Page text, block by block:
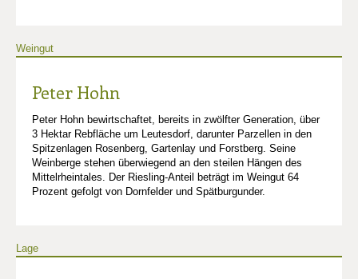
Weingut
Peter Hohn
Peter Hohn bewirtschaftet, bereits in zwölfter Generation, über
3 Hektar Rebfläche um Leutesdorf, darunter Parzellen in den
Spitzenlagen Rosenberg, Gartenlay und Forstberg. Seine
Weinberge stehen überwiegend an den steilen Hängen des
Mittelrheintales. Der Riesling-Anteil beträgt im Weingut 64
Prozent gefolgt von Dornfelder und Spätburgunder.
Lage